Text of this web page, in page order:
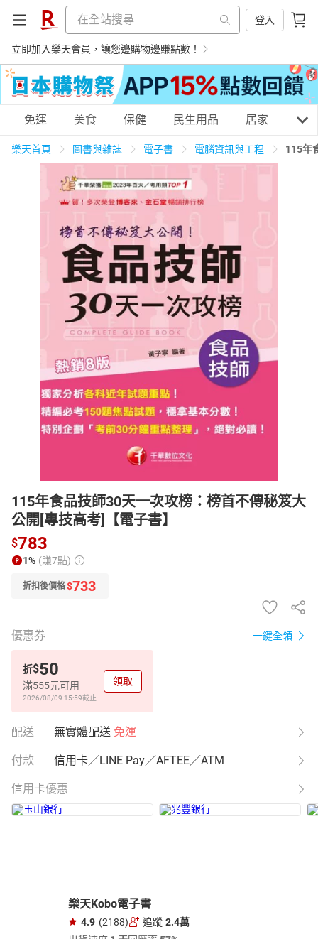
登入
立即加入樂天會員，讓您邊購物邊賺點數！
購物網分類
天天免運 美食蛋糕 養生保健
居家生活 3C家電 運動休閒
男裝 化妝保養
日本購物 電子/紙本書
免運 美食 保健 民生用品 居家 3C
樂天首頁 圖書與雜誌 電子書 電腦資訊與工程 115年
115年食品技師30天一次攻榜：榜首不傳秘笈大
公開[專技高考]【電子書】
$783
1% (賺7點)
折扣後價格$733
優惠券 一鍵全領
折$50
滿555元可用
2026/08/09 15:59截止
領取
配送 無實體配送 免運
付款 信用卡／LINE Pay／AFTEE／ATM
信用卡優惠
樂天Kobo電子書
4.9 (2188) 追蹤 2.4萬